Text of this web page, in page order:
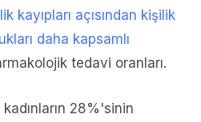
kayıpları açısından kişilik
daha kapsamlı
tedavi oranları.
28%'sinin